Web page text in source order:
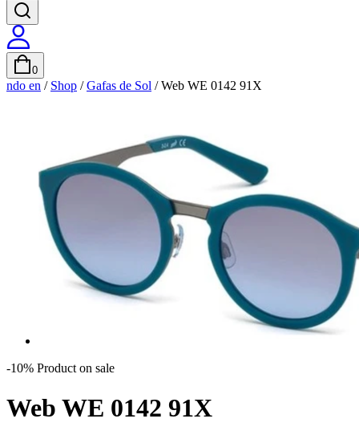
0
ndo en / Shop / Gafas de Sol / Web WE 0142 91X
-10% Product on sale
Web WE 0142 91X